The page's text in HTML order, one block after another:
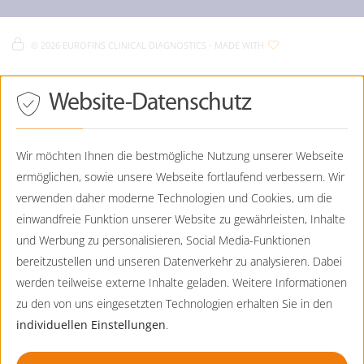
Clinical Academy / Fortbildungen
Eurofins Clinical - Datenschutz
Eurofins Clinical - Cookie Policy
089 - 130744-0
Praenatalmedizin@CTDE.EurofinsEU.com
Eurofins Humangenetik
Viktoriastraße 3b
0821 - 7898-5042
0821-7898-5001
Humangenetik.Augsburg@CTDE.EurofinsEU.com
Eurofins Humangenetik
Lochhamer Straße 15
D-82152 Planegg
089 - 23237356-90
Humangenetik@CTDE.EurofinsEU.com
2026 EUROFINS CLINICAL DIAGNOSTICS - MADE WITH
Drücken
Sie
Tab,
durch
Optionen
zu
ESC
lehnt
Cookies
ab.
Website-Datenschutz
Wir möchten Ihnen die bestmögliche Nutzung unserer Webseite
ermöglichen, sowie unsere Webseite fortlaufend verbessern. Wir
verwenden daher moderne Technologien und Cookies, um die
einwandfreie Funktion unserer Website zu gewährleisten, Inhalte
und Werbung zu personalisieren, Social Media-Funktionen
bereitzustellen und unseren Datenverkehr zu analysieren. Dabei
werden teilweise externe Inhalte geladen. Weitere Informationen
zu den von uns eingesetzten Technologien erhalten Sie in den
individuellen Einstellungen.